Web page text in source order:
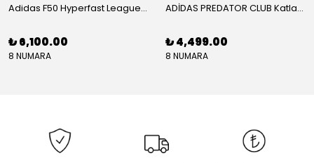
Adidas F50 Hyperfast League Mid Erkek Krampon (IH7090)
₺ 6,100.00
8 NUMARA
ADİDAS PREDATOR CLUB Katlanır Dilli Çim Saha/Çoklu Zemin Kramponu JR3330
₺ 4,499.00
8 NUMARA